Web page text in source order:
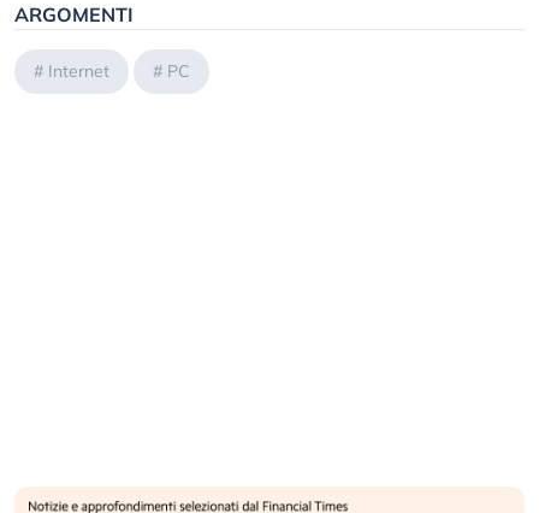
ARGOMENTI
# Internet # PC